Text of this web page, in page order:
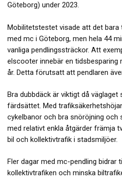
Göteborg) under 2023.
Mobilitetstestet visade att det
med mc i Göteborg, men hela 44
vanliga pendlingssträckor. Att
elscooter innebär en tidsbesparing
år. Detta förutsatt att pendlaren
Bra dubbdäck är viktigt då väglaget
färdsättet. Med
cykelbanor och bra snöröjning och
med relativt enkla åtgärder främja
bil och kollektivtrafik i stadsmiljöer.
Fler dagar med mc-pendling bidrar
kollektivtrafiken och minska